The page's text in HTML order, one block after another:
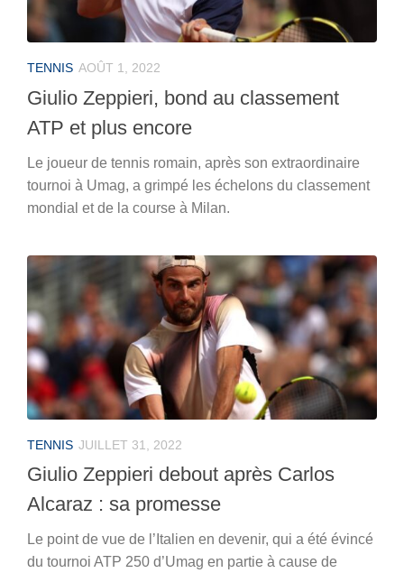
TENNIS AOÛT 1, 2022
Giulio Zeppieri, bond au classement
ATP et plus encore
Le joueur de tennis romain, après son extraordinaire
tournoi à Umag, a grimpé les échelons du classement
mondial et de la course à Milan.
TENNIS JUILLET 31, 2022
Giulio Zeppieri debout après Carlos
Alcaraz : sa promesse
Le point de vue de l’Italien en devenir, qui a été évincé
du tournoi ATP 250 d’Umag en partie à cause de